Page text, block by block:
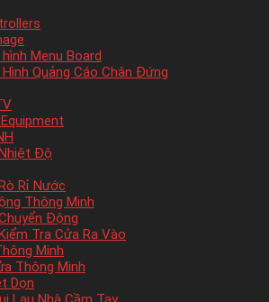
Menu Board
Quảng Cáo Chân Đứng
Độ
Rỉ Nước
Thông Minh
Động
Tra Cửa Ra Vào
Minh
Thông Minh
Dọn